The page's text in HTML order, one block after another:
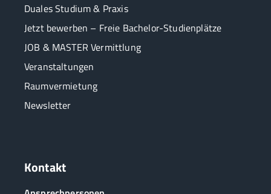
Duales Studium & Praxis
Jetzt bewerben – Freie Bachelor-Studienplätze
JOB & MASTER Vermittlung
Veranstaltungen
Raumvermietung
Newsletter
Kontakt